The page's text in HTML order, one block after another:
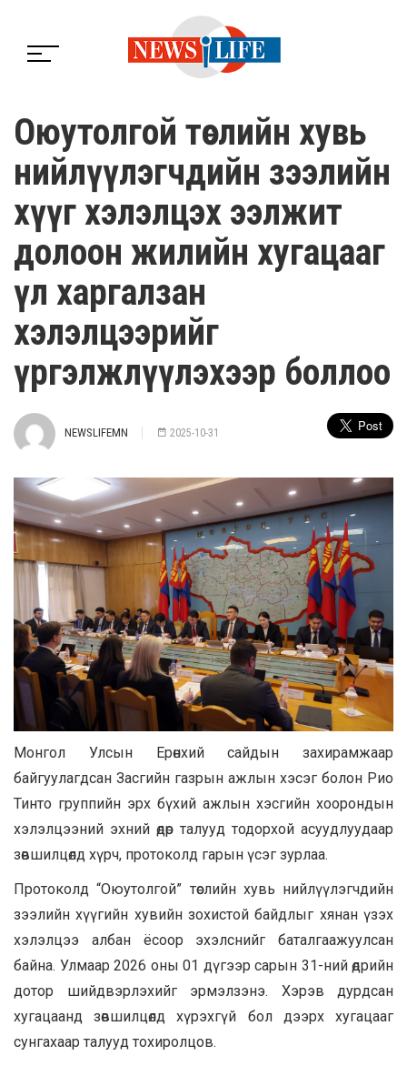
Оюутолгой төслийн хувь
нийлүүлэгчдийн зээлийн
хүүг хэлэлцэх ээлжит
долоон жилийн хугацааг
үл харгалзан
хэлэлцээрийг
үргэлжлүүлэхээр боллоо
NEWSLIFEMN 2025-10-31
Монгол Улсын Ерөнхий сайдын захирамжаар
байгуулагдсан Засгийн газрын ажлын хэсэг болон Рио
Тинто группийн эрх бүхий ажлын хэсгийн хоорондын
хэлэлцээний эхний өдөр талууд тодорхой асуудлуудаар
зөвшилцөлд хүрч, протоколд гарын үсэг зурлаа.
Протоколд “Оюутолгой” төслийн хувь нийлүүлэгчдийн
зээлийн хүүгийн хувийн зохистой байдлыг хянан үзэх
хэлэлцээ албан ёсоор эхэлснийг баталгаажуулсан
байна. Улмаар 2026 оны 01 дүгээр сарын 31-ний өдрийн
дотор шийдвэрлэхийг эрмэлзэнэ. Хэрэв дурдсан
хугацаанд зөвшилцөлд хүрэхгүй бол дээрх хугацааг
сунгахаар талууд тохиролцов.